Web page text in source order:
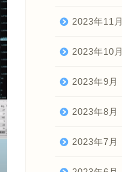
2023年11月
2023年10月
2023年9月
2023年8月
2023年7月